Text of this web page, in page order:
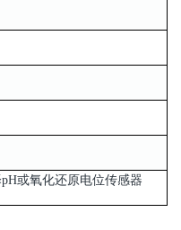
或氧化还原电位传感器